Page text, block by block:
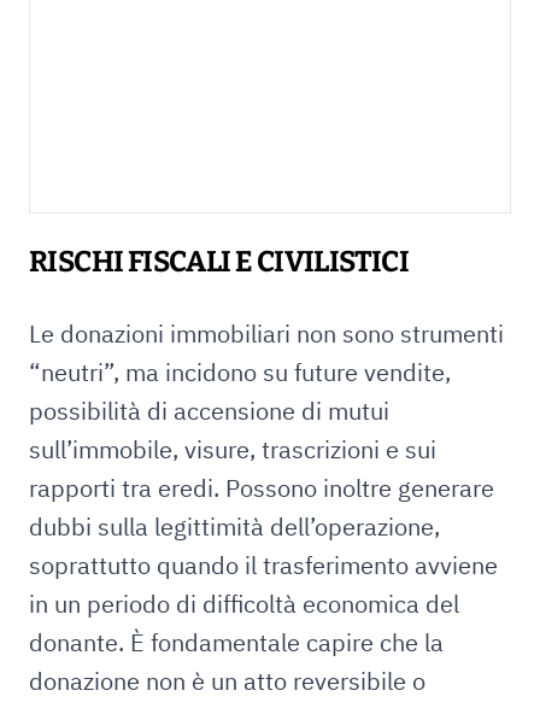
RISCHI FISCALI E CIVILISTICI
Le donazioni immobiliari non sono strumenti
“neutri”, ma incidono su future vendite,
possibilità di accensione di mutui
sull’immobile, visure, trascrizioni e sui
rapporti tra eredi. Possono inoltre generare
dubbi sulla legittimità dell’operazione,
soprattutto quando il trasferimento avviene
in un periodo di difficoltà economica del
donante. È fondamentale capire che la
donazione non è un atto reversibile o